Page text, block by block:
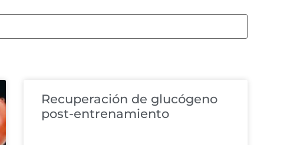
Recuperación de glucógeno
post-entrenamiento